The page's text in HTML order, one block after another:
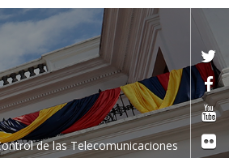
de las Telecomunicaciones